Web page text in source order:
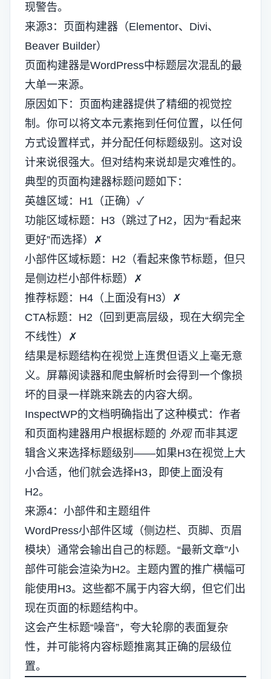
现警告。
来源3：页面构建器（Elementor、Divi、
Beaver Builder）
页面构建器是WordPress中标题层次混乱的最
大单一来源。
原因如下：页面构建器提供了精细的视觉控
制。你可以将文本元素拖到任何位置，以任何
方式设置样式，并分配任何标题级别。这对设
计来说很强大。但对结构来说却是灾难性的。
典型的页面构建器标题问题如下：
英雄区域：H1（正确）✓
功能区域标题：H3（跳过了H2，因为“看起来
更好”而选择）✗
小部件区域标题：H2（看起来像节标题，但只
是侧边栏小部件标题）✗
推荐标题：H4（上面没有H3）✗
CTA标题：H2（回到更高层级，现在大纲完全
不线性）✗
结果是标题结构在视觉上连贯但语义上毫无意
义。屏幕阅读器和爬虫解析时会得到一个像损
坏的目录一样跳来跳去的内容大纲。
InspectWP的文档明确指出了这种模式：作者
和页面构建器用户根据标题的 外观而非其逻
辑含义来选择标题级别——如果H3在视觉上大
小合适，他们就会选择H3，即使上面没有
H2。
来源4：小部件和主题组件
WordPress小部件区域（侧边栏、页脚、页眉
模块）通常会输出自己的标题。“最新文章”小
部件可能会渲染为H2。主题内置的推广横幅可
能使用H3。这些都不属于内容大纲，但它们出
现在页面的标题结构中。
这会产生标题“噪音”，夸大轮廓的表面复杂
性，并可能将内容标题推离其正确的层级位
置。